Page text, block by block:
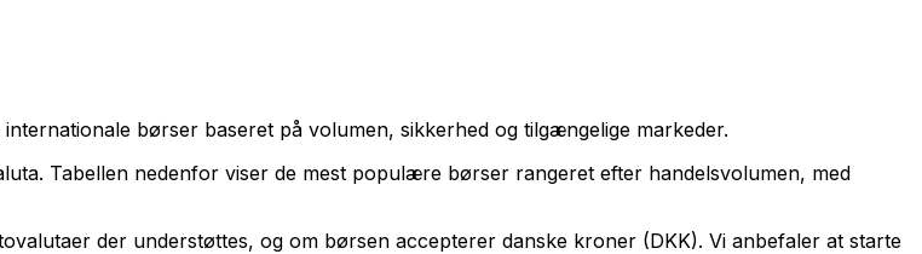
børser baseret på volumen, sikkerhed og tilgængelige markeder.
Tabellen nedenfor viser de mest populære børser rangeret efter handelsvolumen, med
der understøttes, og om børsen accepterer danske kroner (DKK). Vi anbefaler at starte